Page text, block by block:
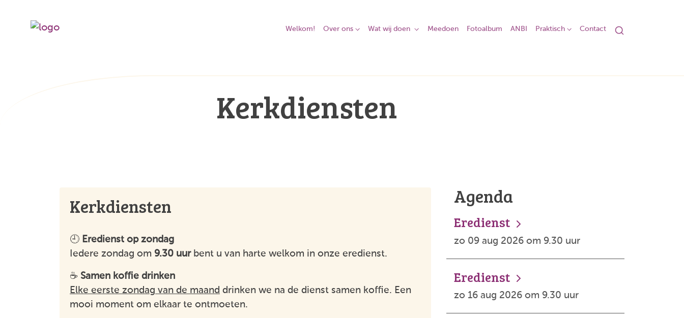
Welkom! Over ons Wat wij doen Meedoen Fotoalbum ANBI Praktisch Contact
Kerkdiensten
Kerkdiensten
🕘 Eredienst op zondag
Iedere zondag om 9.30 uurbent u van harte welkom in onze eredienst.
☕ Samen koffie drinken
Elke eerste zondag van de maand drinken we na de dienst samen koffie. Een
mooi moment om elkaar te ontmoeten.
Agenda
Eredienst
zo 09 aug 2026 om 9.30 uur
Eredienst
zo 16 aug 2026 om 9.30 uur